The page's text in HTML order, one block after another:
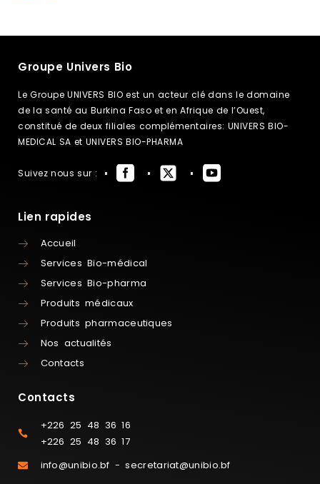
Groupe Univers Bio
Le Groupe UNIVERS BIO est un acteur clé dans le domaine
de la santé au Burkina Faso et en Afrique de l’Ouest,
constitué de deux filiales complémentaires: UNIVERS BIO-
MEDICAL SA et UNIVERS BIO-PHARMA
Suivez nous sur :
Lien rapides
Accueil
Services Bio-médical
Services Bio-pharma
Produits médicaux
Produits pharmaceutiques
Nos actualités
Contacts
Contacts
+226 25 48 36 16
+226 25 48 36 17
info@unibio.bf - secretariat@unibio.bf